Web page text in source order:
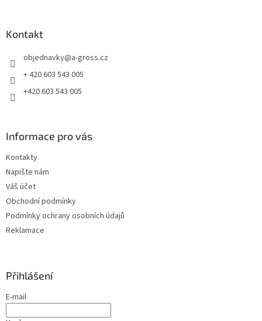
Kontakt
objednavky@a-gross.cz
+ 420 603 543 005
+420 603 543 005
Informace pro vás
Kontakty
Napište nám
Váš účet
Obchodní podmínky
Podmínky ochrany osobních údajů
Reklamace
Přihlášení
E-mail